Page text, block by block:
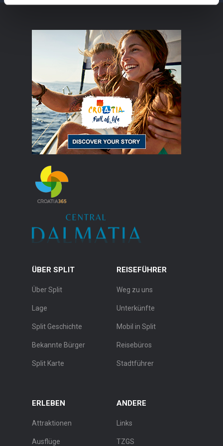
ÜBER SPLIT
Über Split
Lage
Split Geschichte
Bekannte Bürger
Split Karte
REISEFÜHRER
Weg zu uns
Unterkünfte
Mobil in Split
Reisebüros
Stadtführer
ERLEBEN
Attraktionen
Ausflüge
ANDERE
Links
TZGS